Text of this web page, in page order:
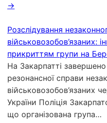
→
Розслідування
військовозобов’язаних:
прикриттям групи на
На Закарпатті
резонансної справи
військовозобов’язаних
України Поліція
що організована група…